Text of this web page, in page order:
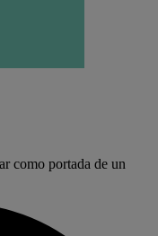
como portada de un